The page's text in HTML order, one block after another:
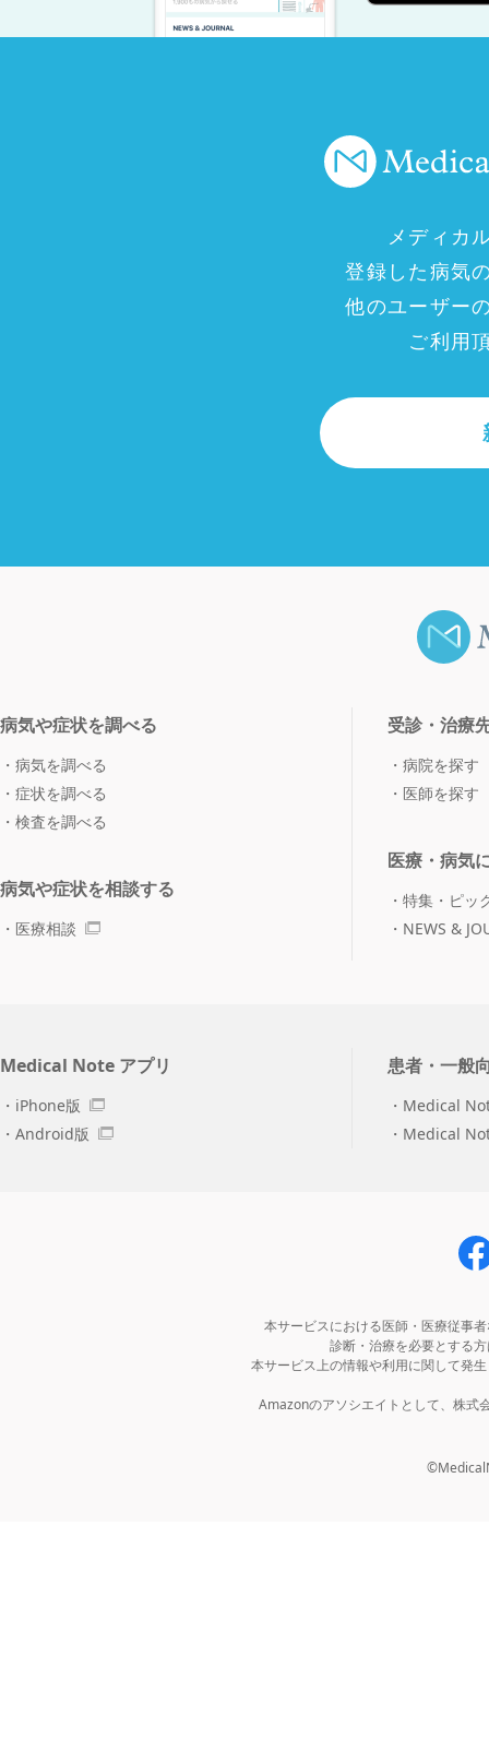
メディカ
登録した病気
他のユーザー
ご利用
病気や症状を調べる
病気を調べる
症状を調べる
検査を調べる
病気や症状を相談する
医療相談
受診・治療
病院を探す
医師を探す
医療・病気
特集・ピッ
NEWS &
Medical Note アプリ
iPhone版
Android版
患者・一般
Medical
Medical
本サービスにおける医師・医療従事
診断・治療を必要とする
本サービス上の情報や利用に関して発
Amazonのアソシエイトとして、株式